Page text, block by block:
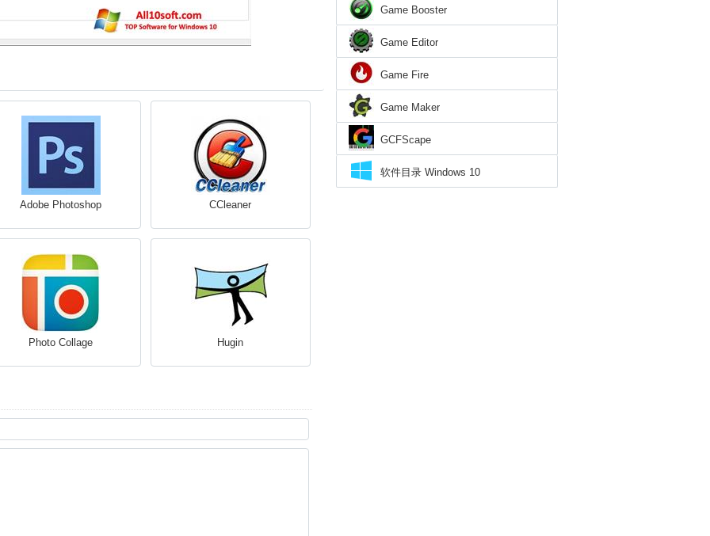
Adobe Photoshop CCleaner
Photo Collage Hugin
Game Booster
Game Editor
Game Fire
Game Maker
GCFScape
软件目录 Windows 10